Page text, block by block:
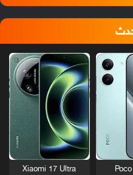
Xiaomi 17 Ultra